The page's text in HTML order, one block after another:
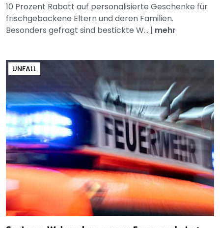
10 Prozent Rabatt auf personalisierte Geschenke für
frischgebackene Eltern und deren Familien.
Besonders gefragt sind bestickte W... | mehr
UNFALL